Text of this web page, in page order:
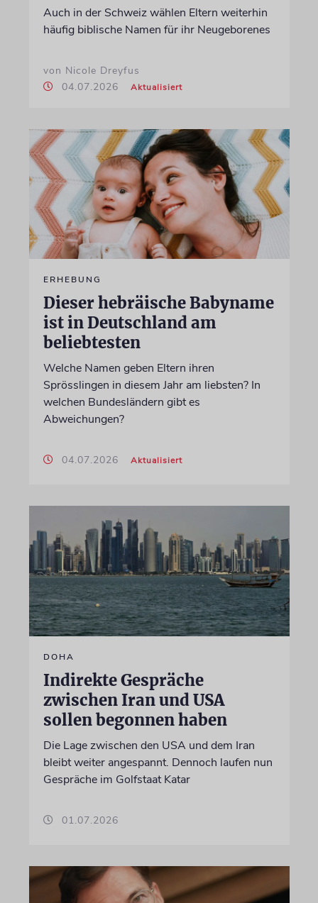
Auch in der Schweiz wählen Eltern weiterhin
häufig biblische Namen für ihr Neugeborenes
von Nicole Dreyfus
04.07.2026
Aktualisiert
ERHEBUNG
Dieser hebräische Babyname
ist in Deutschland am
beliebtesten
Welche Namen geben Eltern ihren
Sprösslingen in diesem Jahr am liebsten? In
welchen Bundesländern gibt es
Abweichungen?
04.07.2026 Aktualisiert
DOHA
Indirekte Gespräche
zwischen Iran und USA
sollen begonnen haben
Die Lage zwischen den USA und dem Iran
bleibt weiter angespannt. Dennoch laufen nun
Gespräche im Golfstaat Katar
01.07.2026